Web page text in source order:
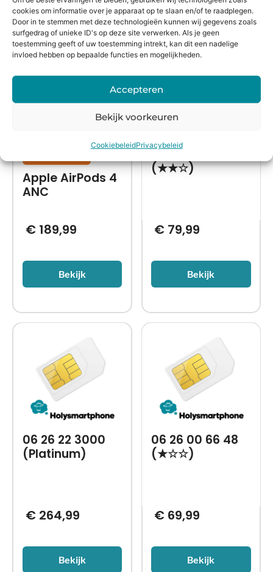
cookies om informatie over je apparaat op te slaan en/of te raadplegen.
Door in te stemmen met deze technologieën kunnen wij gegevens zoals
surfgedrag of unieke ID's op deze site verwerken. Als je geen
toestemming geeft of uw toestemming intrekt, kan dit een nadelige
invloed hebben op bepaalde functies en mogelijkheden.
Accepteren
Bekijk voorkeuren
CookiebeleidPrivacybeleid
Alternatieven
Apple AirPods 4
ANC
€189,99
Bekijk
06 17 22 9 666
(★★☆)
€ 79,99
Bekijk
06 26 22 3000
(Platinum)
€264,99
Bekijk
06 26 00 66 48
(★☆☆)
€ 69,99
Bekijk